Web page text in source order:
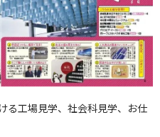
る工場見学、社会科見学、お仕